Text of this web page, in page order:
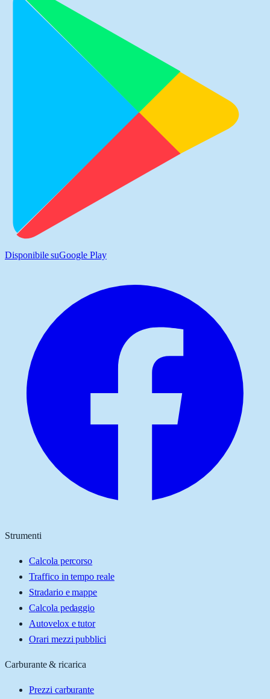
Disponibile suGoogle Play
Strumenti
Calcola percorso
Traffico in tempo reale
Stradario e mappe
Calcola pedaggio
Autovelox e tutor
Orari mezzi pubblici
Carburante & ricarica
Prezzi carburante